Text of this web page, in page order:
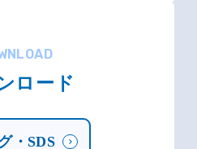
ロード
・SDS